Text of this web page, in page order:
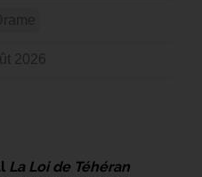
2026
La Loi de Téhéran